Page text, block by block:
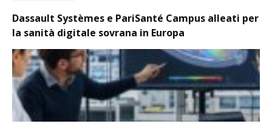
Dassault Systèmes e PariSanté Campus alleati per
la sanità digitale sovrana in Europa